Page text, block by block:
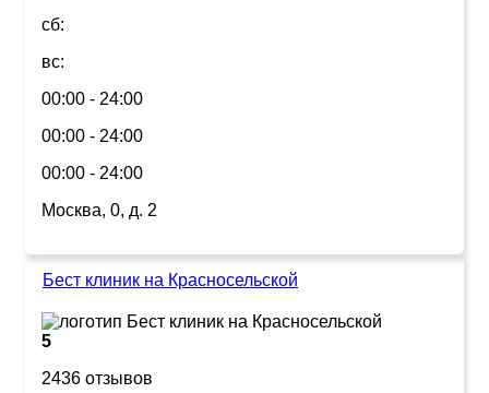
сб:
вс:
00:00 - 24:00
00:00 - 24:00
00:00 - 24:00
Москва, 0, д. 2
Бест клиник на Красносельской
5
2436 отзывов